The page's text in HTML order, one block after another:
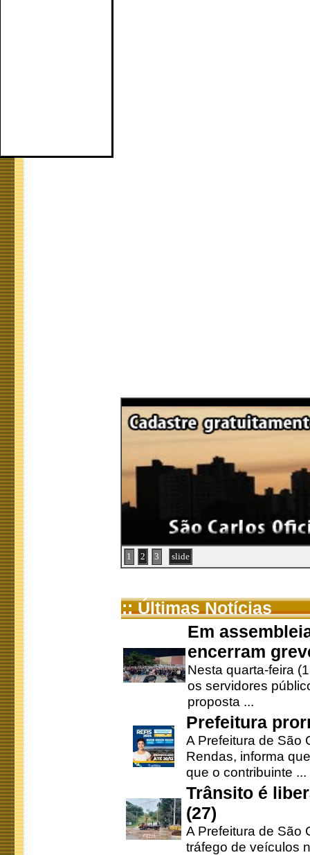
1 2 3 slide
:: Últimas Notícias
Em
encerram
Nesta quarta-feira
os servidores
proposta ...
Prefeitura
A Prefeitura de São
Rendas, informa
que o contribuinte ...
Trânsito é
(27)
A Prefeitura de São
tráfego de veículos